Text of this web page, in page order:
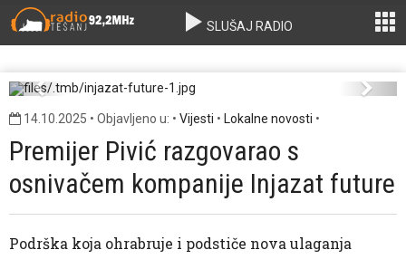
SLUŠAJ RADIO
Previous Next
14.10.2025 • Objavljeno u: • Vijesti • Lokalne novosti •
Premijer Pivić razgovarao s
osnivačem kompanije Injazat future
Podrška koja ohrabruje i podstiče nova ulaganja